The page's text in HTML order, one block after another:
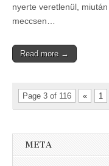
nyerte veretlenül,
meccsen…
Read more →
Page 3 of 116 « 1
META